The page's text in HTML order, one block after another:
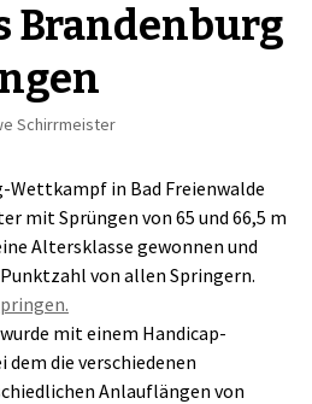
Brandenburg
Schirrmeister
Wettkampf in Bad Freienwalde
mit Sprüngen von 65 und 66,5 m
Altersklasse gewonnen und
von allen Springern.
mit einem Handicap-
die verschiedenen
Anlauflängen von